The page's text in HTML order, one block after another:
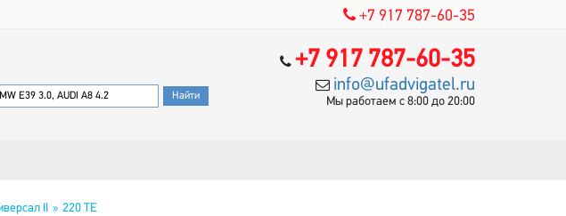
+7 917 787-60-35
+7 917 787-60-35
info@ufadvigatel.ru
Мы работаем с 8:00 до 20:00
II 220 TE